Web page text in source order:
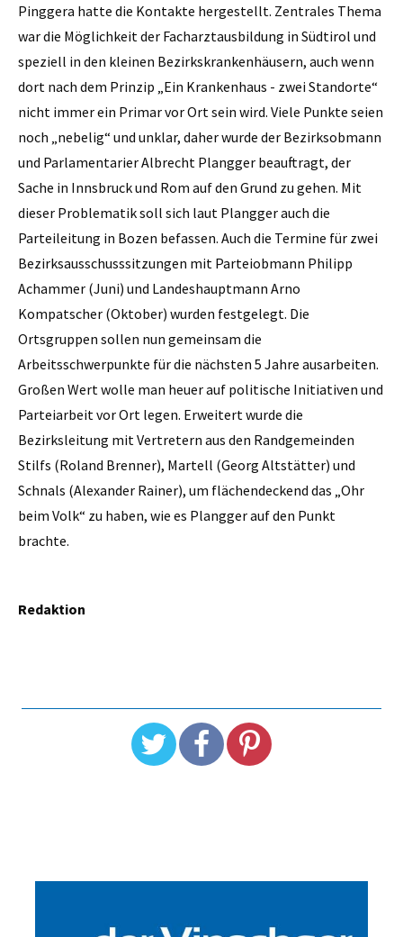
Pinggera hatte die Kontakte hergestellt. Zentrales Thema
war die Möglichkeit der Facharztausbildung in Südtirol und
speziell in den kleinen Bezirkskrankenhäusern, auch wenn
dort nach dem Prinzip „Ein Krankenhaus - zwei Standorte“
nicht immer ein Primar vor Ort sein wird. Viele Punkte seien
noch „nebelig“ und unklar, daher wurde der Bezirks­obmann
und Parlamentarier Albrecht Plangger beauftragt, der
Sache in Innsbruck und Rom auf den Grund zu gehen. Mit
dieser Problematik soll sich laut Plangger auch die
Parteileitung in Bozen befassen. Auch die Termine für zwei
Bezirksausschusssitzungen mit Parteiobmann Philipp
Achammer (Juni) und Landeshauptmann Arno
Kompatscher (Oktober) wurden festgelegt. Die
Ortsgruppen sollen nun gemeinsam die
Arbeitsschwerpunkte für die nächsten 5 Jahre ausarbeiten.
Großen Wert wolle man heuer auf politische Initiativen und
Parteiarbeit vor Ort legen. Erweitert wurde die
Bezirksleitung mit Vertretern aus den Randgemeinden
Stilfs (Roland Brenner), Martell (Georg Altstätter) und
Schnals (Alexander Rainer), um flächendeckend das „Ohr
beim Volk“ zu haben, wie es Plangger auf den Punkt
brachte.
Redaktion